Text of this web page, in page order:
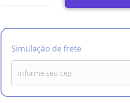
Simulação de frete